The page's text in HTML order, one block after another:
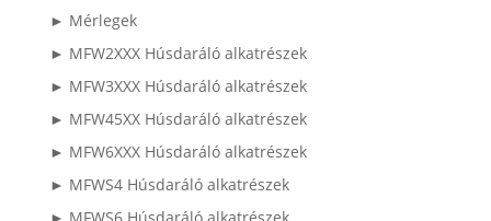
► Mérlegek
► MFW2XXX Húsdaráló alkatrészek
► MFW3XXX Húsdaráló alkatrészek
► MFW45XX Húsdaráló alkatrészek
► MFW6XXX Húsdaráló alkatrészek
► MFWS4 Húsdaráló alkatrészek